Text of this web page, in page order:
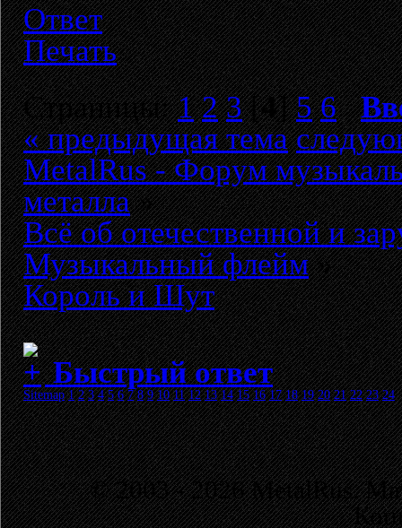
Ответ
Печать
Страницы:1 2 3[4]5 6
« предыдущая тема
MetalRus - Форум
металла»
Всё об отечественной и
Музыкальный флейм»
Король и Шут
Быстрый ответ
Sitemap 1 2 3 4 5 6 7 8 9 10 11 12 13 14 15 16 17 18 19 20 21 22 23 24
© 2003 - 2026 MetalRus.